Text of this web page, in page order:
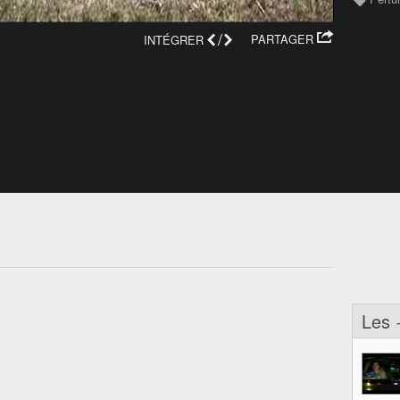
PARTAGER
INTÉGRER /
Les